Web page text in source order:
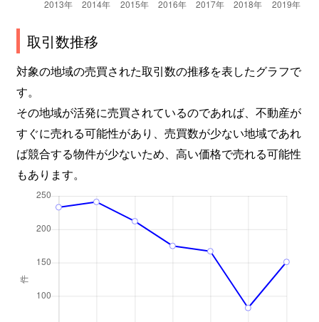
取引数推移
対象の地域の売買された取引数の推移を表したグラフで
す。
その地域が活発に売買されているのであれば、不動産が
すぐに売れる可能性があり、売買数が少ない地域であれ
ば競合する物件が少ないため、高い価格で売れる可能性
もあります。